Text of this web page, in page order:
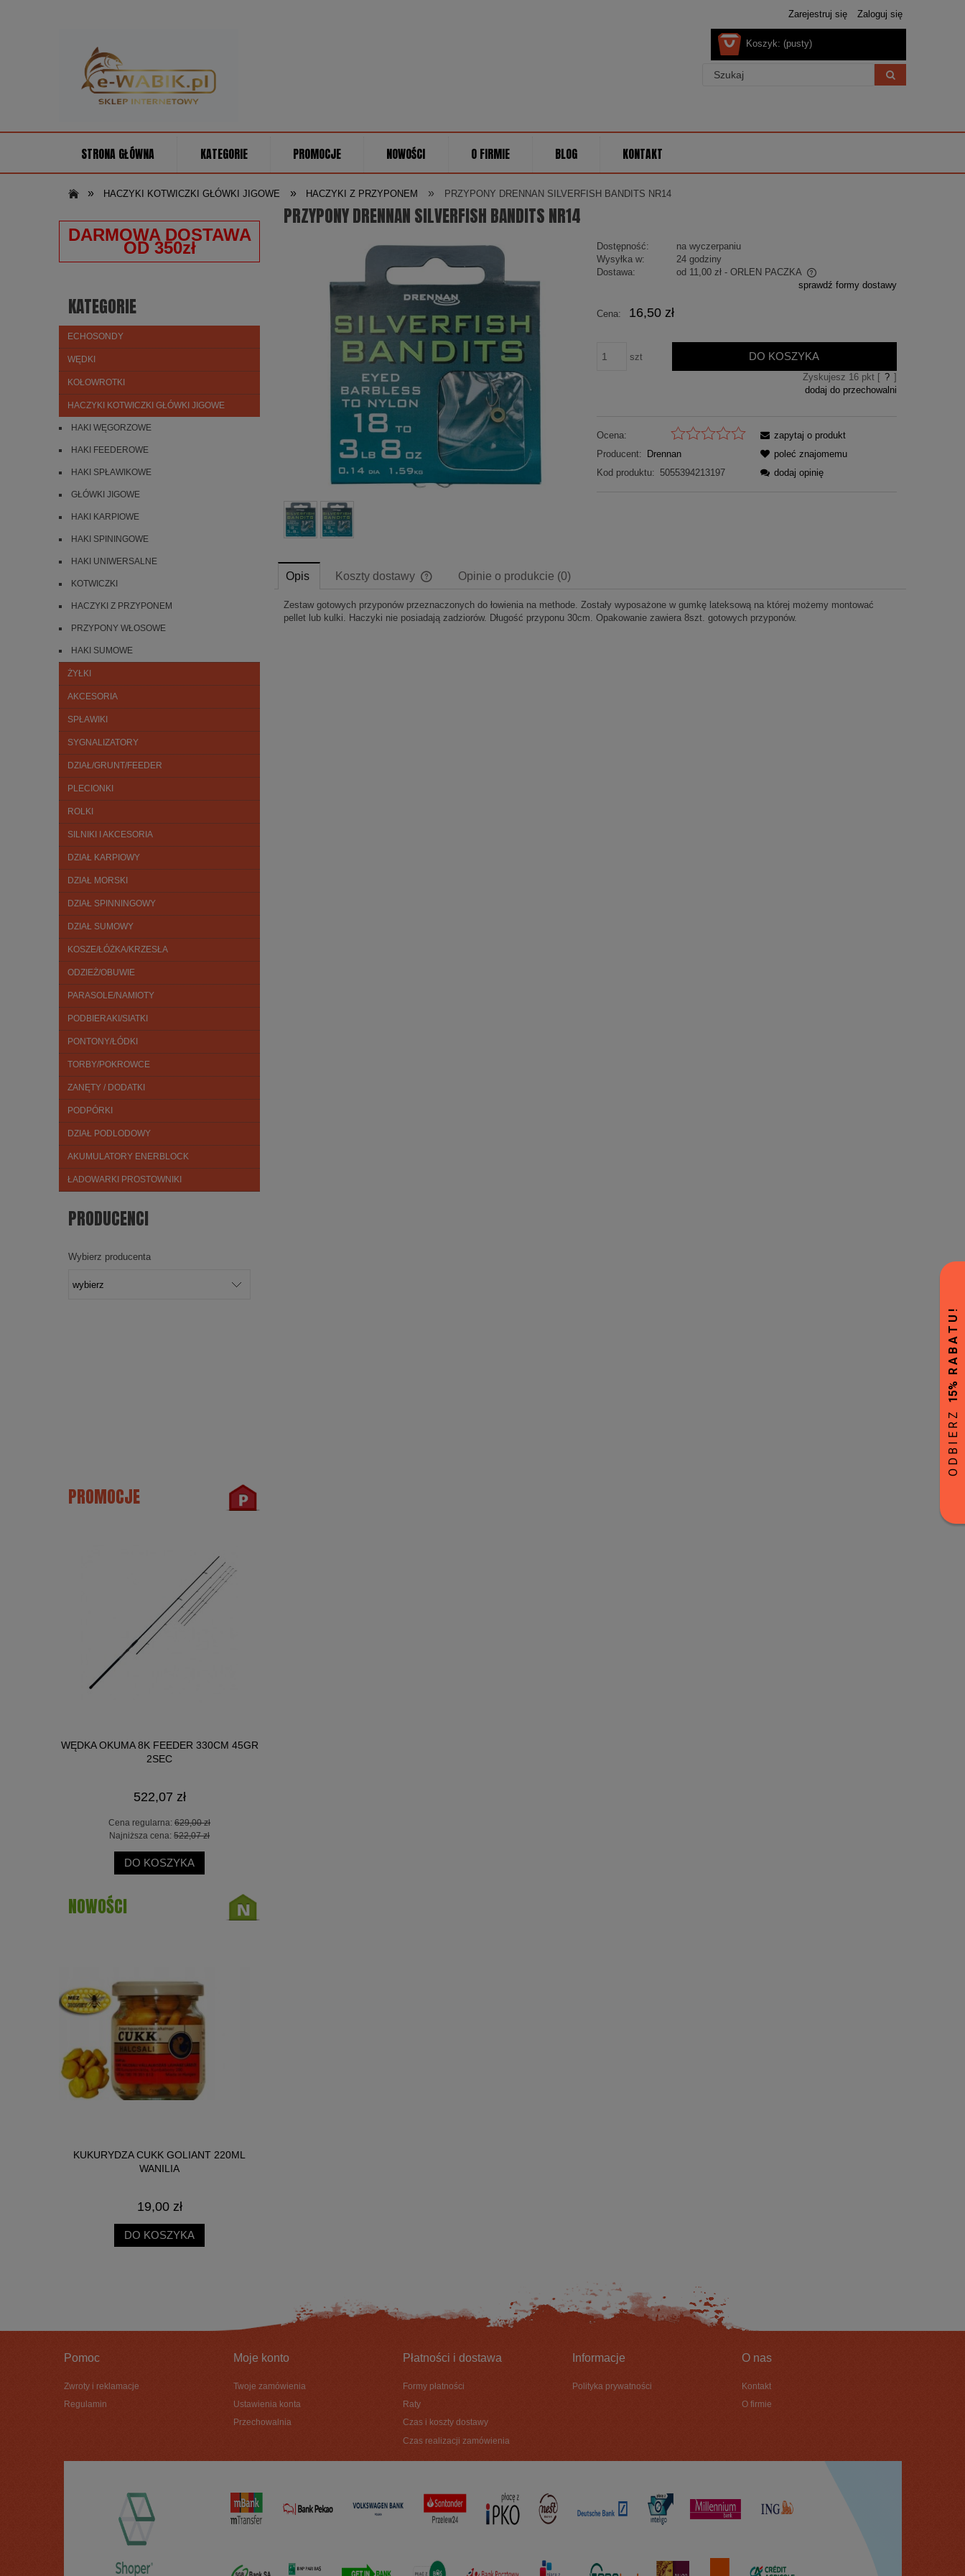
Zarejestruj się Zaloguj się
Koszyk: (pusty)
STRONA GŁÓWNA KATEGORIE PROMOCJE NOWOŚCI O FIRMIE BLOG KONTAKT
» HACZYKI KOTWICZKI GŁÓWKI JIGOWE » HACZYKI Z PRZYPONEM » PRZYPONY DRENNAN SILVERFISH BANDITS NR14
DARMOWA DOSTAWA
OD 350zł
KATEGORIE
ECHOSONDY
WĘDKI
KOŁOWROTKI
HACZYKI KOTWICZKI GŁÓWKI JIGOWE
HAKI WĘGORZOWE
HAKI FEEDEROWE
HAKI SPŁAWIKOWE
GŁÓWKI JIGOWE
HAKI KARPIOWE
HAKI SPININGOWE
HAKI UNIWERSALNE
KOTWICZKI
HACZYKI Z PRZYPONEM
PRZYPONY WŁOSOWE
HAKI SUMOWE
ŻYŁKI
AKCESORIA
SPŁAWIKI
SYGNALIZATORY
DZIAŁ/GRUNT/FEEDER
PLECIONKI
ROLKI
SILNIKI I AKCESORIA
DZIAŁ KARPIOWY
DZIAŁ MORSKI
DZIAŁ SPINNINGOWY
DZIAŁ SUMOWY
KOSZE/ŁÓŻKA/KRZESŁA
ODZIEŻ/OBUWIE
PARASOLE/NAMIOTY
PODBIERAKI/SIATKI
PONTONY/ŁÓDKI
TORBY/POKROWCE
ZANĘTY / DODATKI
PODPÓRKI
DZIAŁ PODLODOWY
AKUMULATORY ENERBLOCK
ŁADOWARKI PROSTOWNIKI
PRODUCENCI
Wybierz producenta
PROMOCJE
WĘDKA OKUMA 8K FEEDER 330CM 45GR
2SEC
522,07 zł
Cena regularna: 629,00 zł
Najniższa cena: 522,07 zł
DO KOSZYKA
NOWOŚCI
KUKURYDZA CUKK GOLIANT 220ML
WANILIA
19,00 zł
DO KOSZYKA
PRZYPONY DRENNAN SILVERFISH BANDITS NR14
Dostępność:
na wyczerpaniu
Wysyłka w:
24 godziny
Dostawa:
od 11,00 zł - ORLEN PACZKA
płatności
sprawdź formy dostawy
Cena: 16,50 zł
szt DO KOSZYKA
Zyskujesz 16pkt [ ? ]
dodaj do przechowalni
Ocena:
Producent:
Drennan
Kod produktu: 5055394213197
zapytaj o produkt
poleć znajomemu
dodaj opinię
Opis Koszty dostawy
Cena nie zawiera ewentualnych kosztów
Opinie o produkcie (0)
Zestaw gotowych przyponów przeznaczonych do łowienia na methode. Zostały wyposażone w gumkę lateksową na której możemy montować
pellet lub kulki. Haczyki nie posiadają zadziorów. Długość przyponu 30cm. Opakowanie zawiera 8szt. gotowych przyponów.
Pomoc
Zwroty i reklamacje
Regulamin
Moje konto
Twoje zamówienia
Ustawienia konta
Przechowalnia
Płatności i dostawa
Formy płatności
Raty
Czas i koszty dostawy
Czas realizacji zamówienia
Informacje
Polityka prywatności
O nas
Kontakt
O firmie